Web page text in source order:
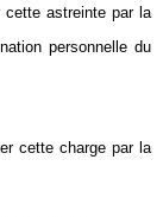
cette astreinte par la
personnelle du
cette charge par la